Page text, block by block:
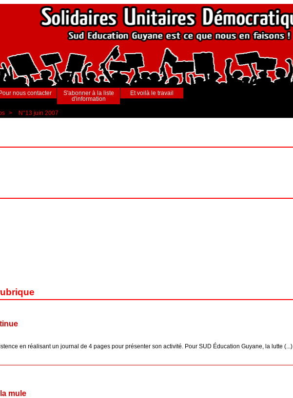
Pour nous contacter
S'abonner à la liste
d'information
Et voilà le travail
> N°13 juin 2007
en réalisant un journal de 4 pages pour présenter son activité. Pour SUD Éducation Guyane, la lutte (...)
mule